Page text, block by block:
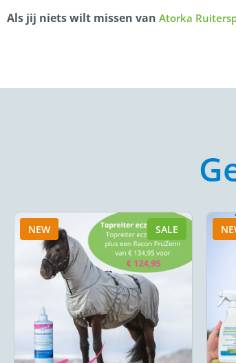
Als jij niets wilt missen van Atorka
NEW SALE